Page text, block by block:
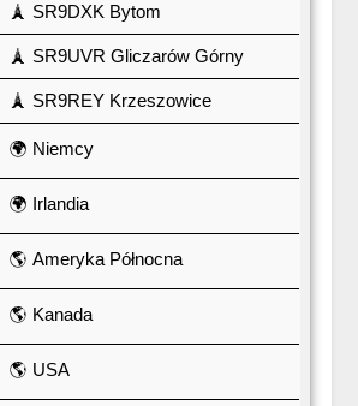
🗼 SR9DXK Bytom
🗼 SR9UVR Gliczarów Górny
🗼 SR9REY Krzeszowice
🌍 Niemcy
🌍 Irlandia
🌎 Ameryka Północna
🌎 Kanada
🌎 USA